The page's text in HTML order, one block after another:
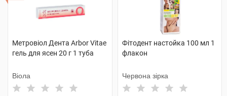
Метровіол Дента Arbor Vitae
гель для ясен 20 г 1 туба
Віола
Фітодент настойка 100 мл 1
флакон
Червона зірка